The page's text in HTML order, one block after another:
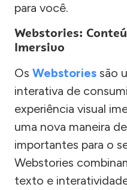
para você.
Webstories:
Imersivo
Os Webstories são
interativa de
experiência visual
uma nova maneira
importantes para o
Webstories
texto e